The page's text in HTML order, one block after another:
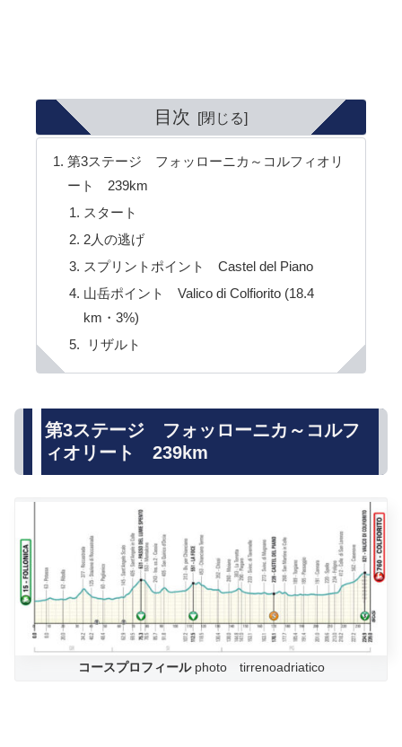
目次
第3ステージ フォッローニカ～コルフィオリ
ート 239km
スタート
2人の逃げ
スプリントポイント Castel del Piano
山岳ポイント Valico di Colfiorito (18.4
km・3%)
リザルト
第3ステージ フォッローニカ～コルフ
ィオリート 239km
コースプロフィールphoto tirrenoadriatico